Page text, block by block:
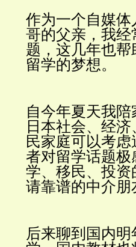
作为一个自媒
哥的父亲，我
题，这几年也
留学的梦想。
自今年夏天我
日本社会、经
民家庭可以考
者对留学话题极
学、移民、投
请靠谱的中介
后来聊到国内